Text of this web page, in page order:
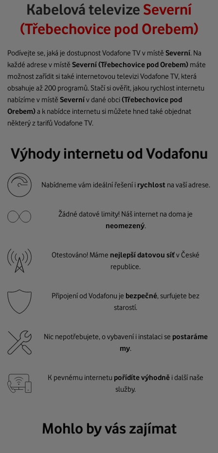
Kabelová televize Severní
(Třebechovice pod Orebem)
Podívejte se, jaká je dostupnost Vodafone TV v místě Severní. Na
každé adrese v místě Severní(Třebechovice pod Orebem) máte
možnost zařídit si také internetovou televizi Vodafone TV, která
obsahuje až 200 programů. Stačí si ověřit, jakou rychlost internetu
nabízíme v místě Severnív dané obci(Třebechovice pod
Orebem)a k nabídce internetu si můžete hned také objednat
některý z tarifů Vodafone TV.
Výhody internetu od Vodafonu
Nabídneme vám ideální řešení i rychlost na vaší adrese.
Žádné datové limity! Náš internet na doma je
neomezený.
Otestováno! Máme nejlepší datovou síťv České
republice.
Připojení od Vodafonu je bezpečné, surfujete bez
starostí.
Nic nepotřebujete, o vybavení i instalaci se postaráme
my.
K pevnému internetu pořídíte výhodně i další naše
služby.
Mohlo by vás zajímat